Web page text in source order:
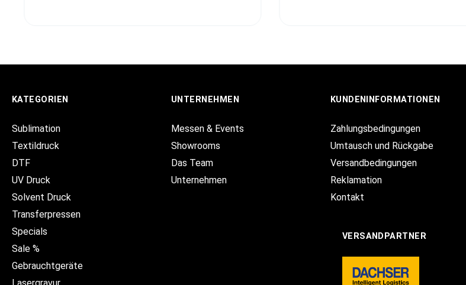
KATEGORIEN
Sublimation
Textildruck
DTF
UV Druck
Solvent Druck
Transferpressen
Specials
Sale %
Gebrauchtgeräte
UNTERNEHMEN
Messen & Events
Showrooms
Das Team
Unternehmen
KUNDENINFORMATIONEN
Zahlungsbedingungen
Umtausch und Rückgabe
Versandbedingungen
Reklamation
Kontakt
VERSANDPARTNER